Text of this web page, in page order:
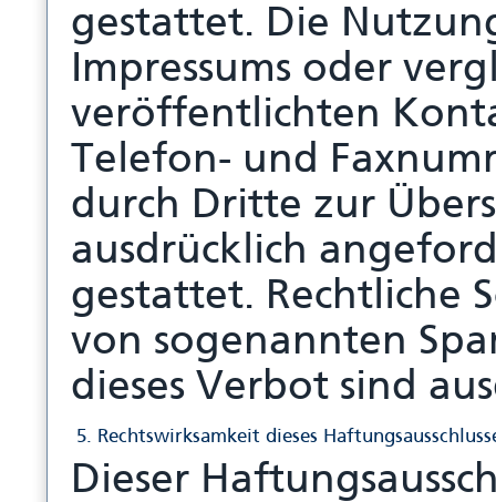
gestattet. Die
Impressums oder
veröffentlichten
Telefon- und
durch Dritte zur
ausdrücklich
gestattet. Rechtliche
von sogenannten
dieses Verbot sind
5. Rechtswirksamkeit dieses
Dieser